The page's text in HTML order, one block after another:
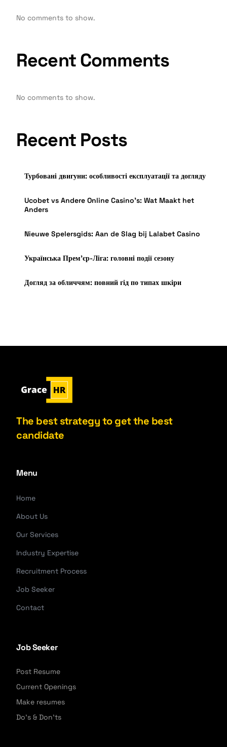
No comments to show.
Recent Comments
No comments to show.
Recent Posts
Турбовані двигуни: особливості експлуатації та догляду
Ucobet vs Andere Online Casino’s: Wat Maakt het
Anders
Nieuwe Spelersgids: Aan de Slag bij Lalabet Casino
Українська Прем’єр-Ліга: головні події сезону
Догляд за обличчям: повний гід по типах шкіри
The best strategy to get the best
candidate
Menu
Home
About Us
Our Services
Industry Expertise
Recruitment Process
Job Seeker
Contact
Job Seeker
Post Resume
Current Openings
Make resumes
Do's & Don'ts